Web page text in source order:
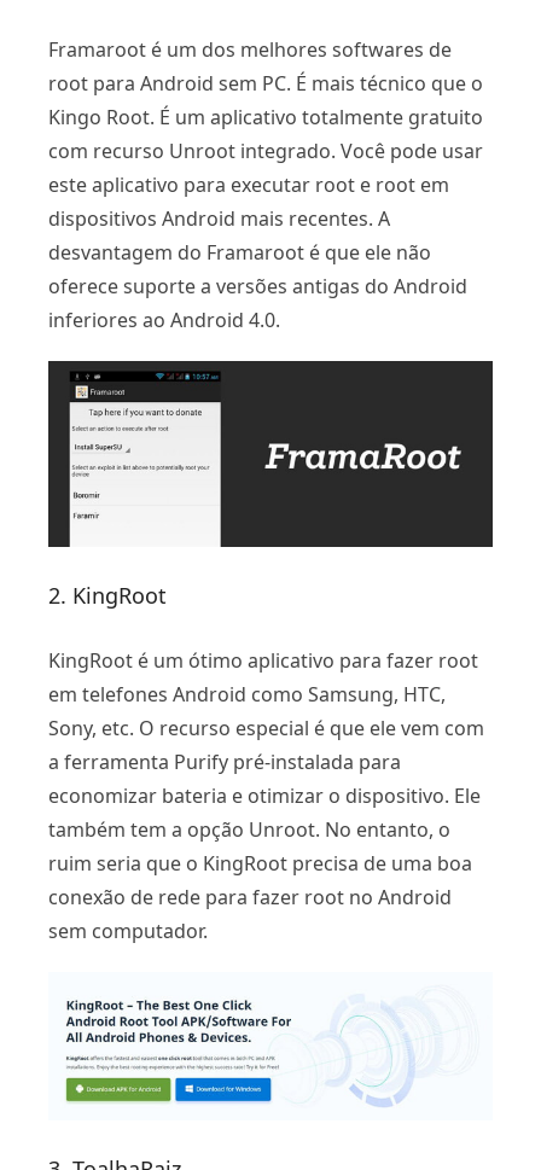
Framaroot é um dos melhores softwares de
root para Android sem PC. É mais técnico que o
Kingo Root. É um aplicativo totalmente gratuito
com recurso Unroot integrado. Você pode usar
este aplicativo para executar root e root em
dispositivos Android mais recentes. A
desvantagem do Framaroot é que ele não
oferece suporte a versões antigas do Android
inferiores ao Android 4.0.
2. KingRoot
KingRoot é um ótimo aplicativo para fazer root
em telefones Android como Samsung, HTC,
Sony, etc. O recurso especial é que ele vem com
a ferramenta Purify pré-instalada para
economizar bateria e otimizar o dispositivo. Ele
também tem a opção Unroot. No entanto, o
ruim seria que o KingRoot precisa de uma boa
conexão de rede para fazer root no Android
sem computador.